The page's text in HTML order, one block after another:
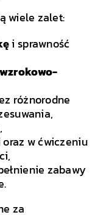
wiele zalet:
i sprawność
różnorodne
oraz w ćwiczeniu
zabawy
za